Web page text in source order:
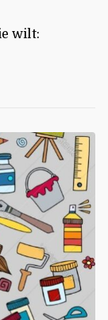
wilt: